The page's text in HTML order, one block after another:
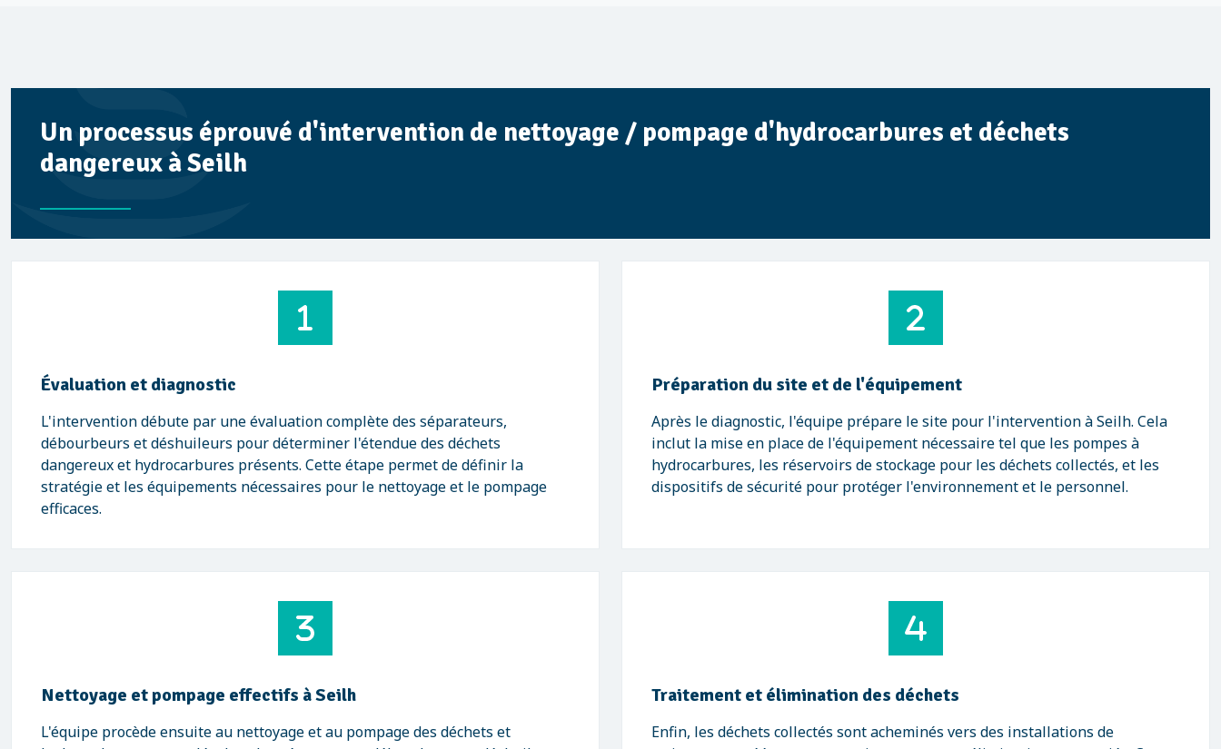
Un processus éprouvé d'intervention de nettoyage / pompage d'hydrocarbures et déchets
dangereux à Seilh
Évaluation et diagnostic
L'intervention débute par une évaluation complète des séparateurs,
débourbeurs et déshuileurs pour déterminer l'étendue des déchets
dangereux et hydrocarbures présents. Cette étape permet de définir la
stratégie et les équipements nécessaires pour le nettoyage et le pompage
efficaces.
Préparation du site et de l'équipement
Après le diagnostic, l'équipe prépare le site pour l'intervention à Seilh. Cela
inclut la mise en place de l'équipement nécessaire tel que les pompes à
hydrocarbures, les réservoirs de stockage pour les déchets collectés, et les
dispositifs de sécurité pour protéger l'environnement et le personnel.
Nettoyage et pompage effectifs à Seilh
L'équipe procède ensuite au nettoyage et au pompage des déchets et
Traitement et élimination des déchets
Enfin, les déchets collectés sont acheminés vers des installations de